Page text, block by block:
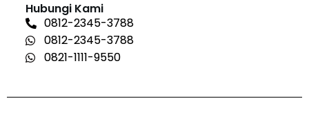
Hubungi Kami
0812-2345-3788
0812-2345-3788
0821-1111-9550